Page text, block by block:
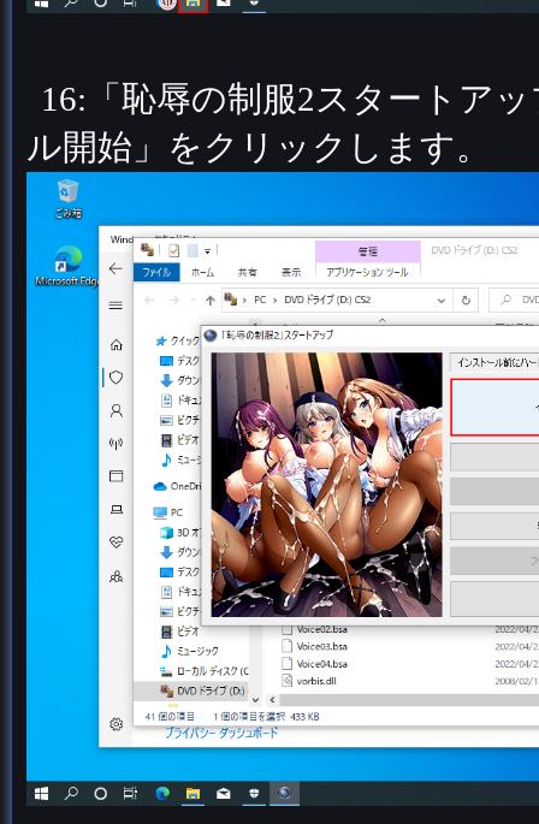
16:「恥辱の制服2スタートア
ル開始」をクリックします。